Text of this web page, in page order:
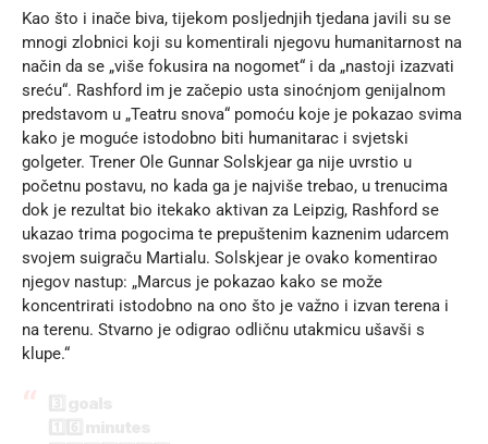
Kao što i inače biva, tijekom posljednjih tjedana javili su se
mnogi zlobnici koji su komentirali njegovu humanitarnost na
način da se „više fokusira na nogomet“ i da „nastoji izazvati
sreću“. Rashford im je začepio usta sinoćnjom genijalnom
predstavom u „Teatru snova“ pomoću koje je pokazao svima
kako je moguće istodobno biti humanitarac i svjetski
golgeter. Trener Ole Gunnar Solskjear ga nije uvrstio u
početnu postavu, no kada ga je najviše trebao, u trenucima
dok je rezultat bio itekako aktivan za Leipzig, Rashford se
ukazao trima pogocima te prepuštenim kaznenim udarcem
svojem suigraču Martialu. Solskjear je ovako komentirao
njegov nastup: „Marcus je pokazao kako se može
koncentrirati istodobno na ono što je važno i izvan terena i
na terenu. Stvarno je odigrao odličnu utakmicu ušavši s
klupe.“